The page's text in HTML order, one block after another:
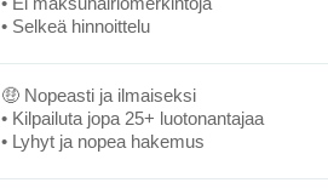
• Selkeä hinnoittelu
🤑 Nopeasti ja ilmaiseksi
• Kilpailuta jopa 25+ luotonantajaa
• Lyhyt ja nopea hakemus